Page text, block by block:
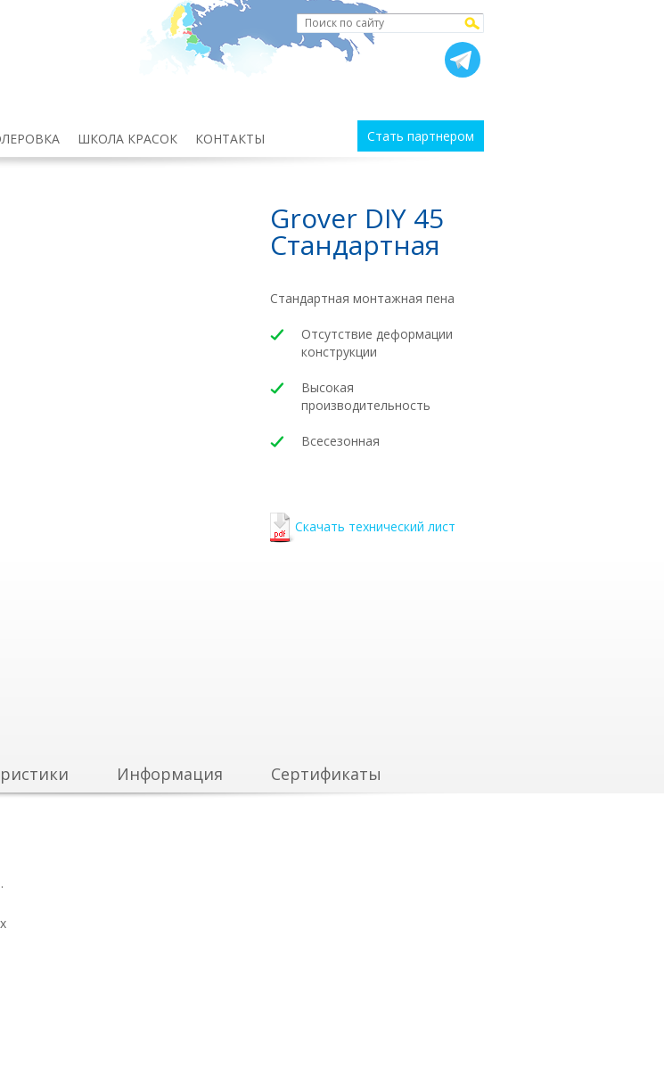
ШКОЛА КРАСОК КОНТАКТЫ Стать партнером
Grover DIY 45
Стандартная
Стандартная монтажная пена
Отсутствие деформации
конструкции
Высокая
производительность
Всесезонная
Скачать технический лист
Информация Сертификаты